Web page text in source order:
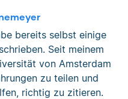
bereits selbst einige
Seit meinem
von Amsterdam
zu teilen und
richtig zu zitieren.